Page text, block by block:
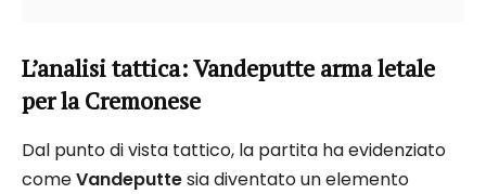
L’analisi tattica: Vandeputte arma letale
per la Cremonese
Dal punto di vista tattico, la partita ha evidenziato
comeVandeputtesia diventato un elemento